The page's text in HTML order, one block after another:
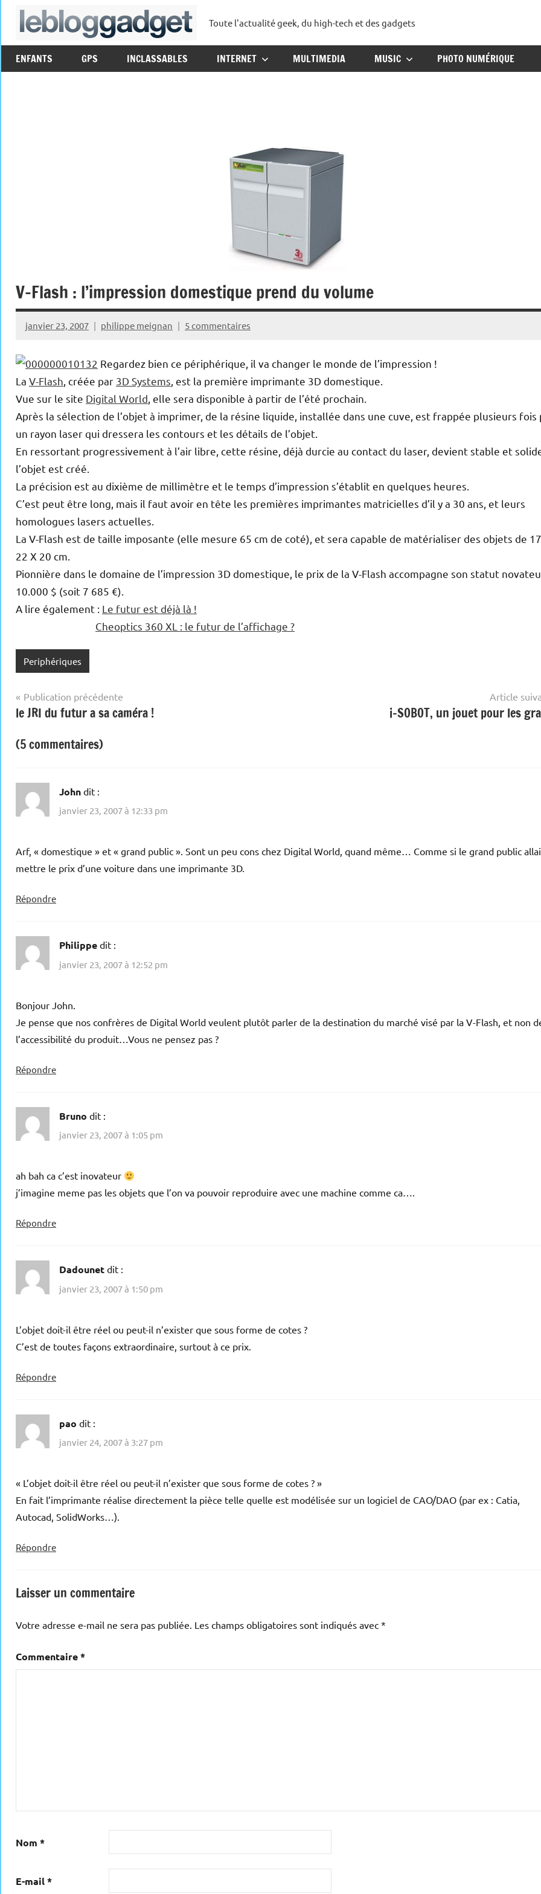
Aller
lebloggadget
Toute l'actualité geek, du high-tech et des gadgets
ENFANTS GPS INCLASSABLES INTERNET MULTIMEDIA MUSIC PHOTO NUMÉRIQUE
V-Flash : l’impression domestique prend du volume
janvier 23, 2007 philippe meignan 5 commentaires
Regardez bien ce périphérique, il va changer le monde de l’impression !
La V-Flash , créée par 3D Systems , est la première imprimante 3D domestique.
Vue sur le site Digital World , elle sera disponible à partir de l’été prochain.
Après la sélection de l’objet à imprimer, de la résine liquide, installée dans une cuve, est frappée plusieurs fois
un rayon laser qui dressera les contours et les détails de l’objet.
En ressortant progressivement à l’air libre, cette résine, déjà durcie au contact du laser, devient stable et
l’objet est créé.
La précision est au dixième de millimètre et le temps d’impression s’établit en quelques heures.
C’est peut être long, mais il faut avoir en tête les premières imprimantes matricielles d’il y a 30 ans, et leurs
homologues lasers actuelles.
La V-Flash est de taille imposante (elle mesure 65 cm de coté), et sera capable de matérialiser des objets de
22 X 20 cm.
Pionnière dans le domaine de l’impression 3D domestique, le prix de la V-Flash accompagne son statut
10.000 $ (soit 7 685 €).
A lire également : Le futur est déjà là !
Cheoptics 360 XL : le futur de l’affichage ?
Periphériques
Navigation
de
l’article
Publication précédente
le JRI du futur a sa caméra !
Article
i-SOBOT, un jouet pour les
(5 commentaires)
John dit :
janvier 23, 2007 à 12:33 pm
Arf, « domestique » et « grand public ». Sont un peu cons chez Digital World, quand même… Comme si le grand public
mettre le prix d’une voiture dans une imprimante 3D.
Répondre
Philippe dit :
janvier 23, 2007 à 12:52 pm
Bonjour John.
Je pense que nos confrères de Digital World veulent plutôt parler de la destination du marché visé par la V-Flash, et non
l’accessibilité du produit…Vous ne pensez pas ?
Répondre
Bruno dit :
janvier 23, 2007 à 1:05 pm
ah bah ca c’est inovateur
j’imagine meme pas les objets que l’on va pouvoir reproduire avec une machine comme ca….
Répondre
Dadounet dit :
janvier 23, 2007 à 1:50 pm
L’objet doit-il être réel ou peut-il n’exister que sous forme de cotes ?
C’est de toutes façons extraordinaire, surtout à ce prix.
Répondre
pao dit :
janvier 24, 2007 à 3:27 pm
« L’objet doit-il être réel ou peut-il n’exister que sous forme de cotes ? »
En fait l’imprimante réalise directement la pièce telle quelle est modélisée sur un logiciel de CAO/DAO (par ex : Catia,
Autocad, SolidWorks…).
Répondre
Laisser un commentaire
Votre adresse e-mail ne sera pas publiée. Les champs obligatoires sont indiqués avec *
Commentaire*
Nom *
E-mail*